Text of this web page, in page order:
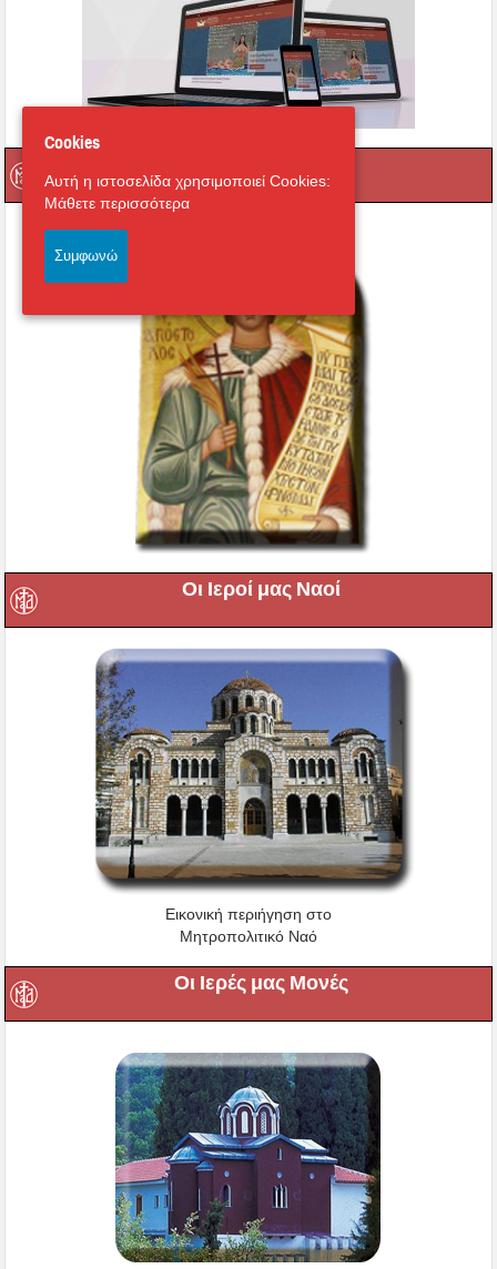
Οι Ιεροί μας Ναοί
Εικονική περιήγηση στο
Μητροπολιτικό Ναό
Οι Ιερές μας Μονές
Cookies
Αυτή η ιστοσελίδα χρησιμοποιεί Cookies:
Μάθετε περισσότερα
Συμφωνώ